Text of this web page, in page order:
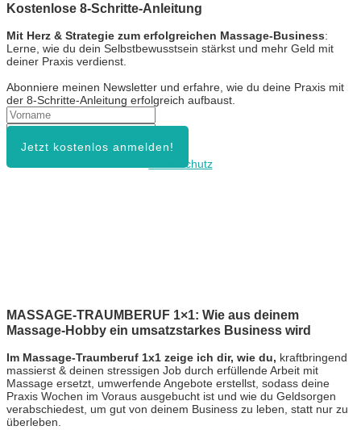
Kostenlose 8-Schritte-Anleitung
Mit Herz & Strategie zum erfolgreichen Massage-Business:
Lerne, wie du dein Selbstbewusstsein stärkst und mehr Geld mit
deiner Praxis verdienst.
Abonniere meinen Newsletter und erfahre, wie du deine Praxis mit
der 8-Schritte-Anleitung erfolgreich aufbaust.
Jetzt kostenlos anmelden!
Datenschutz
MASSAGE-TRAUMBERUF 1×1: Wie aus deinem
Massage-Hobby ein umsatzstarkes Business wird
Im Massage-Traumberuf 1x1 zeige ich dir, wie du, kraftbringend
massierst & deinen stressigen Job durch erfüllende Arbeit mit
Massage ersetzt, umwerfende Angebote erstellst, sodass deine
Praxis Wochen im Voraus ausgebucht ist und wie du Geldsorgen
verabschiedest, um gut von deinem Business zu leben, statt nur zu
überleben.